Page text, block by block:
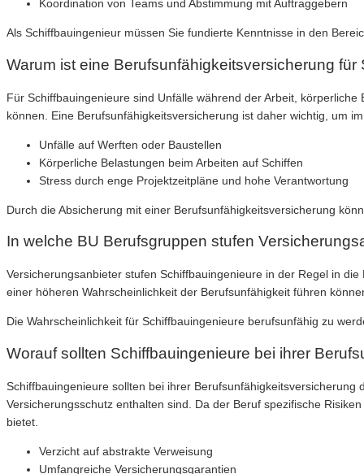
Koordination von Teams und Abstimmung mit Auftraggebern
Als Schiffbauingenieur müssen Sie fundierte Kenntnisse in den
Warum ist eine Berufsunfähigkeitsversicherung
Für Schiffbauingenieure sind Unfälle während der Arbeit,
können. Eine Berufsunfähigkeitsversicherung ist daher wichtig, um
Unfälle auf Werften oder Baustellen
Körperliche Belastungen beim Arbeiten auf Schiffen
Stress durch enge Projektzeitpläne und hohe Verantwortung
Durch die Absicherung mit einer Berufsunfähigkeitsversicherung
In welche BU Berufsgruppen stufen
Versicherungsanbieter stufen Schiffbauingenieure in der Regel in
einer höheren Wahrscheinlichkeit der Berufsunfähigkeit führen
Die Wahrscheinlichkeit für Schiffbauingenieure berufsunfähig zu
Worauf sollten Schiffbauingenieure bei ihrer
Schiffbauingenieure sollten bei ihrer
Versicherungsschutz enthalten sind. Da der Beruf spezifische
bietet.
Verzicht auf abstrakte Verweisung
Umfangreiche Versicherungsgarantien